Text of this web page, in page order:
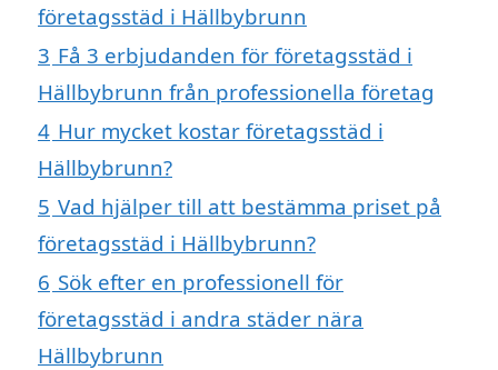
företagsstäd i Hällbybrunn
3 Få 3 erbjudanden för företagsstäd i
Hällbybrunn från professionella företag
4 Hur mycket kostar företagsstäd i
Hällbybrunn?
5 Vad hjälper till att bestämma priset på
företagsstäd i Hällbybrunn?
6 Sök efter en professionell för
företagsstäd i andra städer nära
Hällbybrunn